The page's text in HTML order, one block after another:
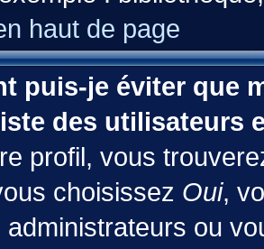
haut de page
puis-je éviter que
des utilisateurs
profil, vous
choisissez Oui,
ou